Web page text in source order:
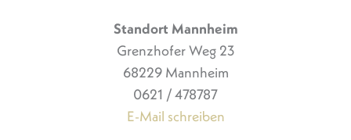
Standort Mannheim
Grenzhofer Weg 23
68229 Mannheim
0621 / 478787
E-Mail schreiben